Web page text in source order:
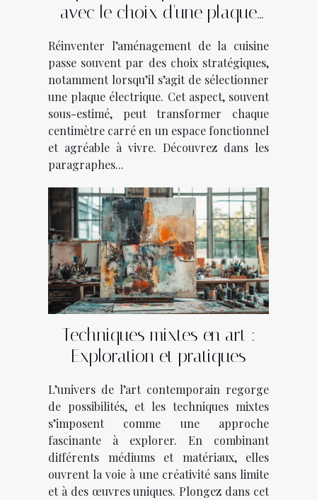
avec le choix d'une plaque
Réinventer l’aménagement de la cuisine
passe souvent par des choix stratégiques,
notamment lorsqu’il s’agit de sélectionner
une plaque électrique. Cet aspect, souvent
sous-estimé, peut transformer chaque
centimètre carré en un espace fonctionnel
et agréable à vivre. Découvrez dans les
paragraphes...
Techniques mixtes en art :
Exploration et pratiques
L’univers de l’art contemporain regorge
de possibilités, et les techniques mixtes
s’imposent comme une approche
fascinante à explorer. En combinant
différents médiums et matériaux, elles
ouvrent la voie à une créativité sans limite
et à des œuvres uniques. Plongez dans cet